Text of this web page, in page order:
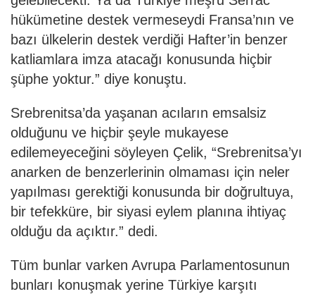
hükümetine destek vermeseydi Fransa’nın ve
bazı ülkelerin destek verdiği Hafter’in benzer
katliamlara imza atacağı konusunda hiçbir
şüphe yoktur.” diye konuştu.
Srebrenitsa’da yaşanan acıların emsalsiz
olduğunu ve hiçbir şeyle mukayese
edilemeyeceğini söyleyen Çelik, “Srebrenitsa’yı
anarken de benzerlerinin olmaması için neler
yapılması gerektiği konusunda bir doğrultuya,
bir tefekküre, bir siyasi eylem planına ihtiyaç
olduğu da açıktır.” dedi.
Tüm bunlar varken Avrupa Parlamentosunun
bunları konuşmak yerine Türkiye karşıtı